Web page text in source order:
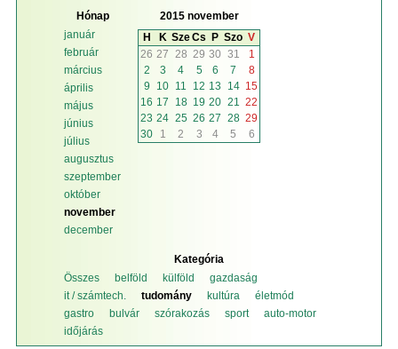
Hónap
január
február
március
április
május
június
július
augusztus
szeptember
október
november
december
2015 november
H
K SzeCs P Szo V
26 27 28 29 30 31
1
2
3 4 5 6 7
8
9
10 11 12 13 14 15
16 17 18 19 20 21
22
23 24 25 26 27 28 29
30
1 2 3 4 5 6
Kategória
Összes
belföld külföld
gazdaság
it / számtech.
tudomány kultúra
életmód
gastro
bulvár szórakozás sport
auto-motor
időjárás